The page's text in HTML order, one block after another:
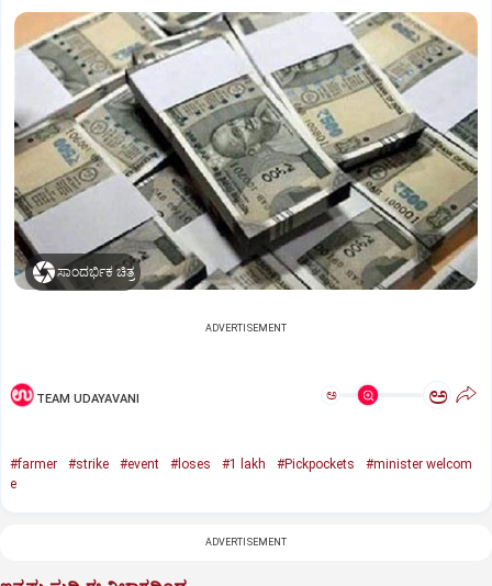
ಸಾಂದರ್ಭಿಕ ಚಿತ್ರ
ADVERTISEMENT
TEAM UDAYAVANI ಅ ಅ
#farmer #strike #event #loses #1 lakh #Pickpockets
#minister welcom
e
ADVERTISEMENT